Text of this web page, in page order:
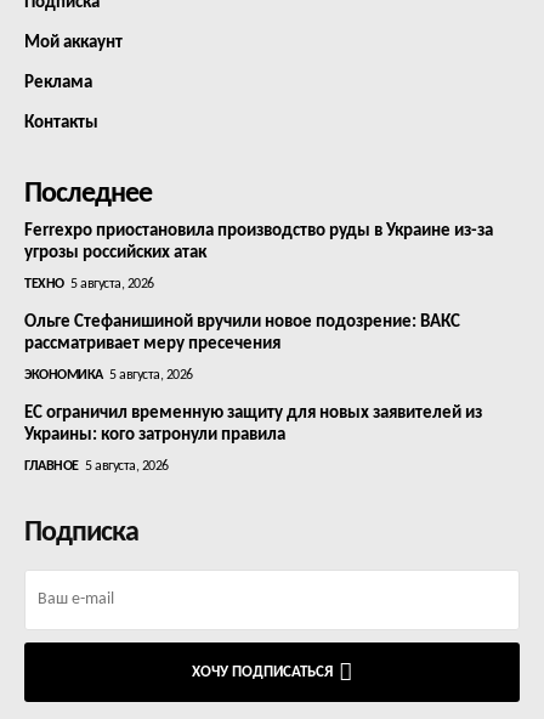
Мой аккаунт
Реклама
Контакты
Последнее
Ferrexpo приостановила производство руды в Украине из-за
угрозы российских атак
ТЕХНО 5 августа, 2026
Ольге Стефанишиной вручили новое подозрение: ВАКС
рассматривает меру пресечения
ЭКОНОМИКА 5 августа, 2026
ЕС ограничил временную защиту для новых заявителей из
Украины: кого затронули правила
ГЛАВНОЕ 5 августа, 2026
Подписка
ХОЧУ ПОДПИСАТЬСЯ